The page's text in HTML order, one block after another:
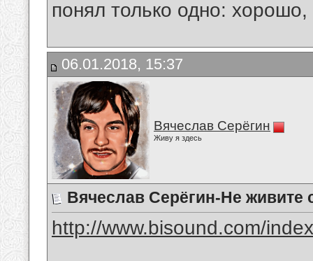
понял только одно:
06.01.2018, 15:37
Вячеслав Серёгин
Живу я здесь
Вячеслав Серёгин-Не
http://www.bisound.com/